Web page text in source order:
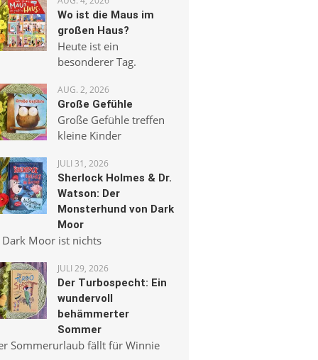
Wo ist die Maus im
großen Haus?
Heute ist ein
besonderer Tag.
AUG. 2, 2026
Große Gefühle
Große Gefühle treffen
kleine Kinder
JULI 31, 2026
Sherlock Holmes & Dr.
Watson: Der
Monsterhund von Dark
Moor
Dark Moor ist nichts
JULI 29, 2026
Der Turbospecht: Ein
wundervoll
behämmerter
Sommer
Sommerurlaub fällt für Winnie